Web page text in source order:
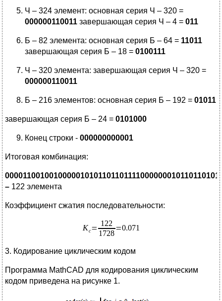
Ч – 324 элемент: основная серия Ч – 320 =
000000110011 завершающая серия Ч – 4 = 011
Б – 82 элемента: основная серия Б – 64 = 11011
завершающая серия Б – 18 = 0100111
Ч – 320 элемента: завершающая серия Ч – 320 =
000000110011
Б – 216 элементов: основная серия Б – 192 = 01011
завершающая серия Б – 24 = 0101000
Конец строки - 000000000001
Итоговая комбинация:
– 122 элемента
Коэффициент сжатия последовательности:
3. Кодирование циклическим кодом
Программа MathCAD для кодирования циклическим
кодом приведена на рисунке 1.